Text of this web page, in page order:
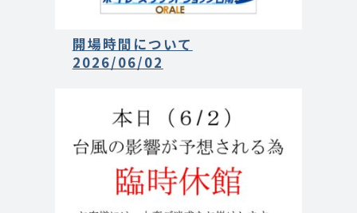
開場時間について
2026/06/02